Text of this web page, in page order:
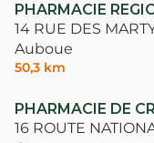
PHARMACIE
14 RUE DES
Auboue
50,3 km
PHARMACIE DE
16 ROUTE